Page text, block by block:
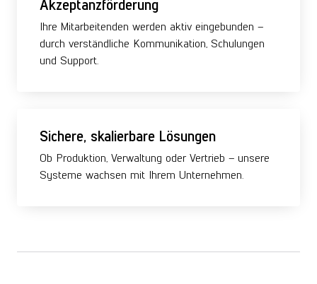
Akzeptanzförderung
Ihre Mitarbeitenden werden aktiv eingebunden –
durch verständliche Kommunikation, Schulungen
und Support.
Sichere, skalierbare Lösungen
Ob Produktion, Verwaltung oder Vertrieb – unsere
Systeme wachsen mit Ihrem Unternehmen.